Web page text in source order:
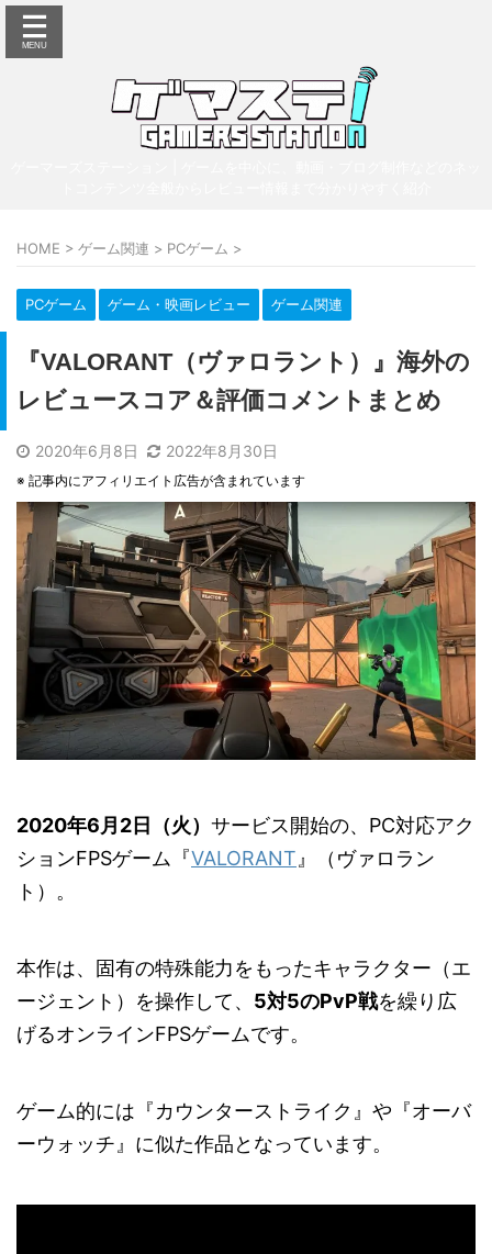
HOME > ゲーム関連 > PCゲーム >
PCゲーム ゲーム・映画レビュー ゲーム関連
『VALORANT（ヴァロラント）』海外の
レビュースコア＆評価コメントまとめ
2020年6月8日 2022年8月30日
※ 記事内にアフィリエイト広告が含まれています
2020年6月2日（火） サービス開始の、PC対応アク
ションFPSゲーム『VALORANT 』（ヴァロラン
ト）。
本作は、固有の特殊能力をもったキャラクター（エ
ージェント）を操作して、 5対5のPvP戦を繰り広
げるオンラインFPSゲームです。
ゲーム的には『カウンターストライク』や『オーバ
ーウォッチ』に似た作品となっています。